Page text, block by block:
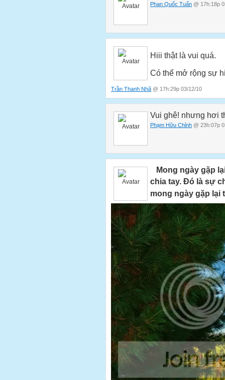
Phan Quốc Tuấn @ 17h:18p
Hiii thật là vui quá.
Có thể mở rộng sự
Trần Thanh Nhã @ 17h:29p 03/12/10
Vui ghê! nhưng hơi
Phạm Hữu Chỉnh @ 23h:07p
Mong ngày gặp
chia tay. Đó là sự
mong ngày gặp lại